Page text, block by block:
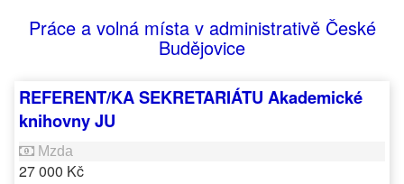
Práce a volná místa v administrativě České
Budějovice
REFERENT/KA SEKRETARIÁTU Akademické
knihovny JU
27 000 Kč